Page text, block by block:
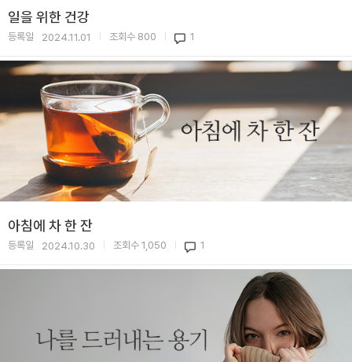
일을 위한 건강
등록일 2024.11.01 조회수 800 1
아침에 차 한 잔
등록일 2024.10.30 조회수 1,050 1